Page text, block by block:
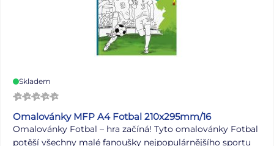
Skladem
Omalovánky MFP A4 Fotbal 210x295mm/16
Omalovánky Fotbal – hra začíná! Tyto omalovánky Fotbal
potěší všechny malé fanoušky nejpopulárnějšího sportu